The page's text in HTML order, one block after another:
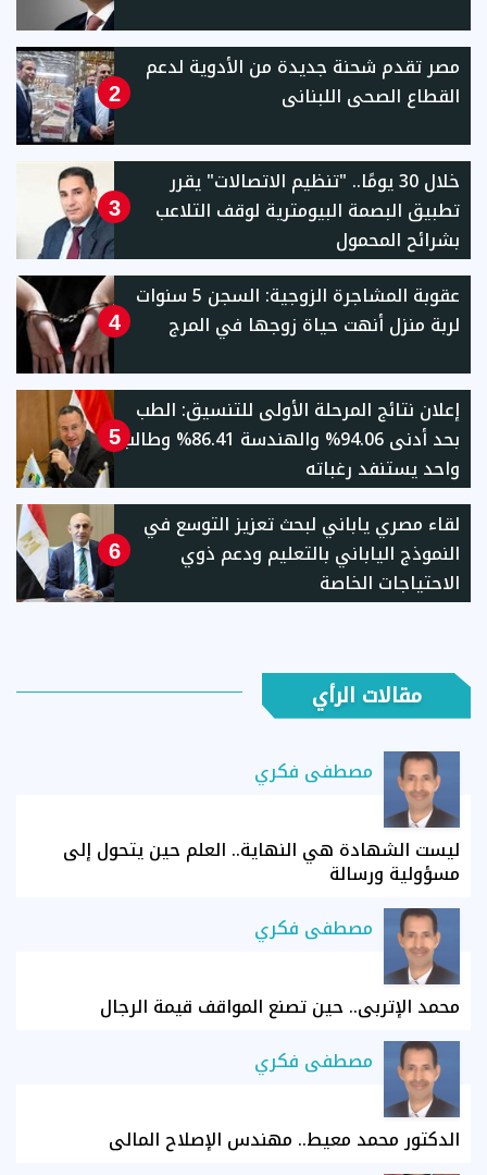
2
مصر تقدم شحنة جديدة من الأدوية لدعم
القطاع الصحى اللبنانى
3
خلال 30 يومًا.. "تنظيم الاتصالات" يقرر
تطبيق البصمة البيومترية لوقف التلاعب
بشرائح المحمول
4
عقوبة المشاجرة الزوجية: السجن 5 سنوات
لربة منزل أنهت حياة زوجها في المرج
5
إعلان نتائج المرحلة الأولى للتنسيق: الطب
بحد أدنى 94.06% والهندسة 86.41% وطالب
واحد يستنفد رغباته
6
لقاء مصري ياباني لبحث تعزيز التوسع في
النموذج الياباني بالتعليم ودعم ذوي
الاحتياجات الخاصة
مقالات الرأي
مصطفى فكري
ليست الشهادة هي النهاية.. العلم حين يتحول إلى
مسؤولية ورسالة
مصطفى فكري
محمد الإتربي.. حين تصنع المواقف قيمة الرجال
مصطفى فكري
الدكتور محمد معيط.. مهندس الإصلاح المالي